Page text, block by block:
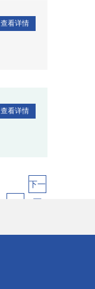
查看详情
查看详情
下一